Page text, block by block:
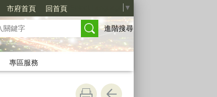
市府首頁 回首頁 ▼
進階搜尋
專區服務